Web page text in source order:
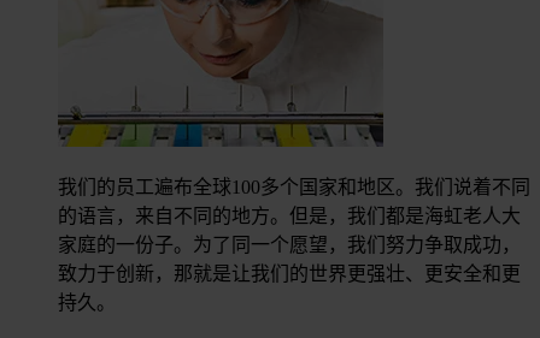
我们的员工遍布全球100多个国家和地区。我们说着不同
的语言，来自不同的地方。但是，我们都是海虹老人大
家庭的一份子。为了同一个愿望，我们努力争取成功，
致力于创新，那就是让我们的世界更强壮、更安全和更
持久。